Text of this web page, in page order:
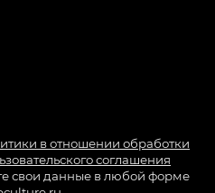
в отношении обработки
соглашения
свои данные в любой форме